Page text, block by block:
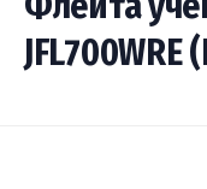
JFL700WRE